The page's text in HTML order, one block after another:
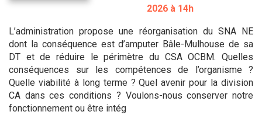
2026 à 14h
L’administration propose une réorganisation du SNA NE
dont la conséquence est d’amputer Bâle-Mulhouse de sa
DT et de réduire le périmètre du CSA OCBM. Quelles
conséquences sur les compétences de l’organisme ?
Quelle viabilité à long terme ? Quel avenir pour la division
CA dans ces conditions ? Voulons-nous conserver notre
fonctionnement ou être intég